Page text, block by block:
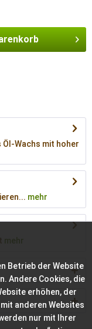
Wachs mit hoher
mehr
mehr
Betrieb der Website
Andere Cookies, die
erhöhen, der
anderen Websites
nur mit Ihrer